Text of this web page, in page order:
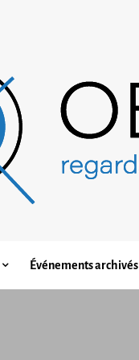
Événements archivés